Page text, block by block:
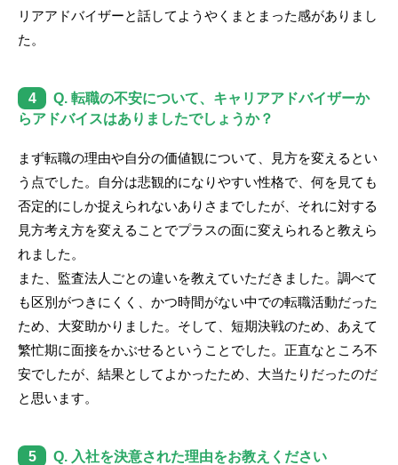
リアアドバイザーと話してようやくまとまった感がありまし
た。
4
Q. 転職の不安について、キャリアアドバイザーか
らアドバイスはありましたでしょうか？
まず転職の理由や自分の価値観について、見方を変えるとい
う点でした。自分は悲観的になりやすい性格で、何を見ても
否定的にしか捉えられないありさまでしたが、それに対する
見方考え方を変えることでプラスの面に変えられると教えら
れました。
また、監査法人ごとの違いを教えていただきました。調べて
も区別がつきにくく、かつ時間がない中での転職活動だった
ため、大変助かりました。そして、短期決戦のため、あえて
繁忙期に面接をかぶせるということでした。正直なところ不
安でしたが、結果としてよかったため、大当たりだったのだ
と思います。
5 Q. 入社を決意された理由をお教えください